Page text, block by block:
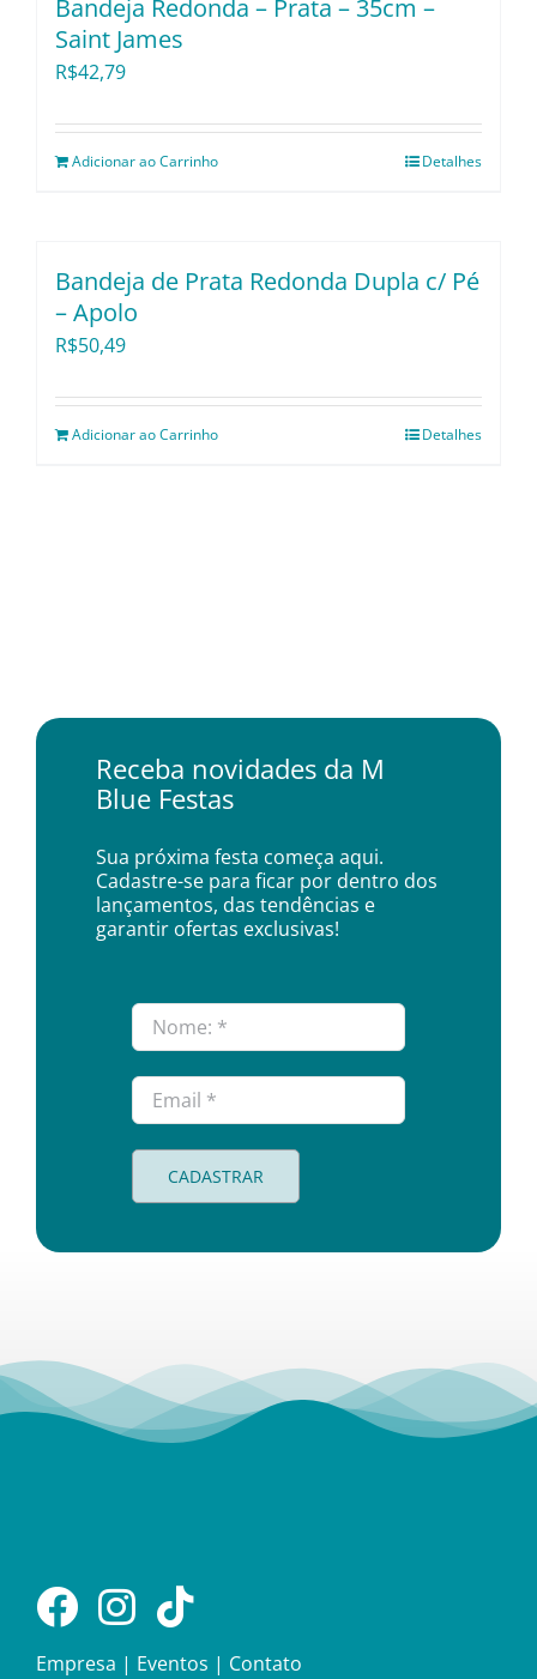
Bandeja Redonda – Prata – 35cm –
Saint James
R$42,79
Adicionar ao Carrinho Detalhes
Bandeja de Prata Redonda Dupla c/ Pé
– Apolo
R$50,49
Adicionar ao Carrinho Detalhes
Receba novidades da M
Blue Festas
Sua próxima festa começa aqui.
Cadastre-se para ficar por dentro dos
lançamentos, das tendências e
garantir ofertas exclusivas!
CADASTRAR
Empresa | Eventos | Contato